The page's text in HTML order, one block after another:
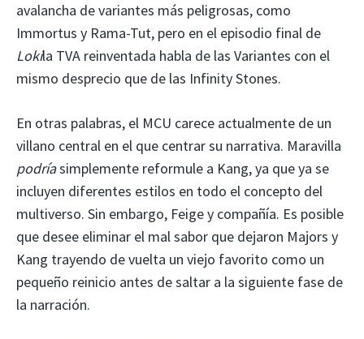
avalancha de variantes más peligrosas, como
Immortus y Rama-Tut, pero en el episodio final de
Lokila TVA reinventada habla de las Variantes con el
mismo desprecio que de las Infinity Stones.
En otras palabras, el MCU carece actualmente de un
villano central en el que centrar su narrativa. Maravilla
podríasimplemente reformule a Kang, ya que ya se
incluyen diferentes estilos en todo el concepto del
multiverso. Sin embargo, Feige y compañía. Es posible
que desee eliminar el mal sabor que dejaron Majors y
Kang trayendo de vuelta un viejo favorito como un
pequeño reinicio antes de saltar a la siguiente fase de
la narración.